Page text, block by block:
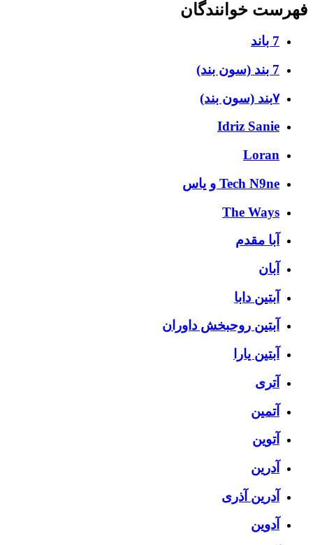
فهرست خوانندگان
7 باند
7 بند (سون بند)
۷بند (سون بند)
Idriz Sanie
Loran
Tech N9ne و یاس
The Ways
آبا مقدم
آبان
آبتین دابا
آبتین روحبخش داوران
آبتین یارا
آتری
آتمین
آتوین
آدرین
آدرین آذری
آدوین